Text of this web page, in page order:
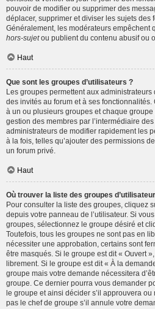
pouvoir de modifier ou supprimer des
déplacer, supprimer et diviser les sujets des
Généralement, les modérateurs empêchent
hors-sujetou publient du contenu abusif ou
Haut
Que sont les groupes d’utilisateurs ?
Les groupes permettent aux administrateurs
des invités au forum et à ses
à un ou plusieurs groupes et chaque
gestion des membres par l’intermédiaire
administrateurs de modifier rapidement les
à la fois, telles qu’ajouter des permissions
un forum privé.
Haut
Où trouver la liste des groupes
Pour consulter la liste des groupes, cliquez
depuis votre panneau de l’utilisateur. Si
groupes, sélectionnez le groupe désiré et
Toutefois, tous les groupes ne sont pas en
nécessiter une approbation, certains sont
être masqués. Si le groupe est dit « Ouvert
librement. Si le groupe est dit « À la
groupe mais votre demande nécessitera
groupe. Ce dernier pourra vous demander
le groupe et ainsi décider s’il approuvera
pas le chef de groupe s’il annule votre